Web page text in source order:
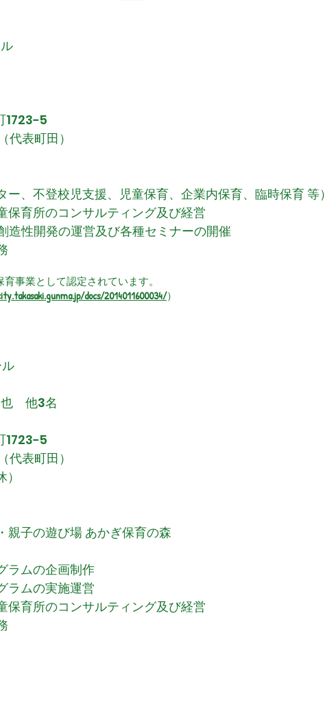
表町田）
ー、不登校児支援、児童保育、 企業内保育、臨時保育 等）
保育所のコンサルティング及び経営
造性開発の運営及び各種セミ ナーの開催
事業として認定されています。
docs/2014011600034/）
他3名
表町田）
親子の遊び場 あかぎ保育の森
ラムの企画制作
ラムの実施運営
保育所のコンサルティング及び経営